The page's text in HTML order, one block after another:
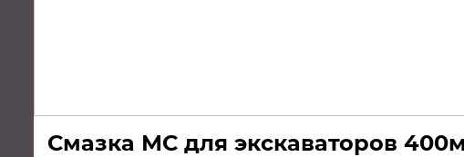
Смазка МС для экскаваторов